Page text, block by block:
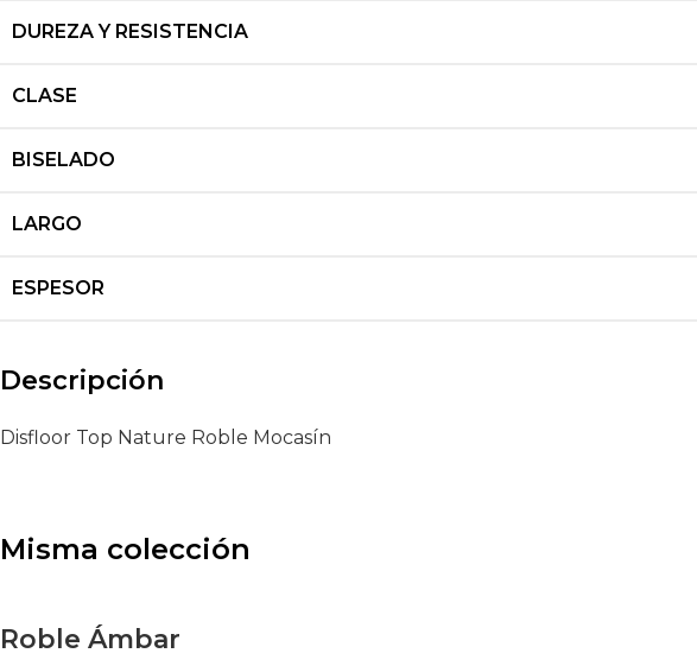
DUREZA Y RESISTENCIA
CLASE
BISELADO
LARGO
ESPESOR
Descripción
Disfloor Top Nature Roble Mocasín
Misma colección
Roble Ámbar